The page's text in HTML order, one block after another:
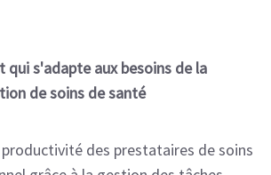
qui s'adapte aux besoins de la
de soins de santé
des prestataires de soins